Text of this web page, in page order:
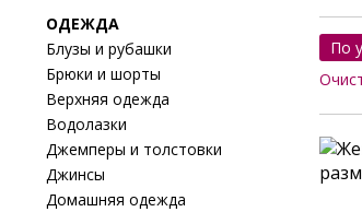
ОДЕЖДА
Блузы и рубашки
Брюки и шорты
Верхняя одежда
Водолазки
Джемперы и толстовки
Джинсы
Домашняя одежда
По